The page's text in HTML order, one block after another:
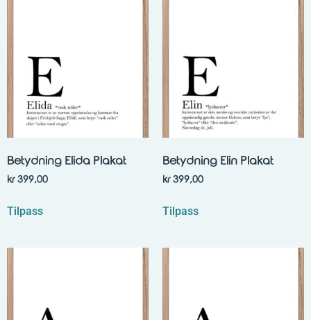
Betydning Elida Plakat
kr399,00
Tilpass
Betydning Elin Plakat
kr399,00
Tilpass